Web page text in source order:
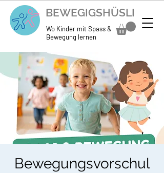
BEWEGIGSHÜSLI
Wo Kinder mit Spass &
Bewegung lernen
Bewegungsvorschul